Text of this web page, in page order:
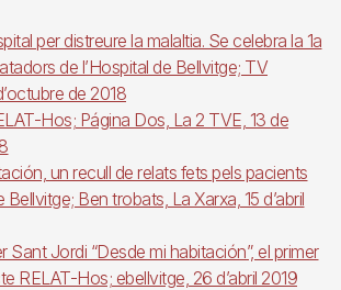
per distreure la malaltia. Se celebra la 1a
de l’Hospital de Bellvitge; TV
de 2018
Hos; Página Dos, La 2 TVE, 13 de
un recull de relats fets pels pacients
Bellvitge; Ben trobats, La Xarxa, 15 d’abril
Sant Jordi “Desde mi habitación”, el primer
RELAT-Hos; ebellvitge, 26 d’abril 2019